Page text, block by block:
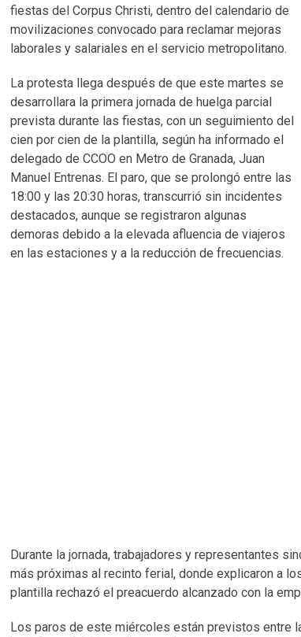
fiestas del Corpus Christi, dentro del calendario de
movilizaciones convocado para reclamar mejoras
laborales y salariales en el servicio metropolitano.
La protesta llega después de que este martes se
desarrollara la primera jornada de huelga parcial
prevista durante las fiestas, con un seguimiento del
cien por cien de la plantilla, según ha informado el
delegado de CCOO en Metro de Granada, Juan
Manuel Entrenas. El paro, que se prolongó entre las
18:00 y las 20:30 horas, transcurrió sin incidentes
destacados, aunque se registraron algunas
demoras debido a la elevada afluencia de viajeros
en las estaciones y a la reducción de frecuencias.
Durante la jornada, trabajadores y representantes
más próximas al recinto ferial, donde explicaron a
plantilla rechazó el preacuerdo alcanzado con la
Los paros de este miércoles están previstos entre